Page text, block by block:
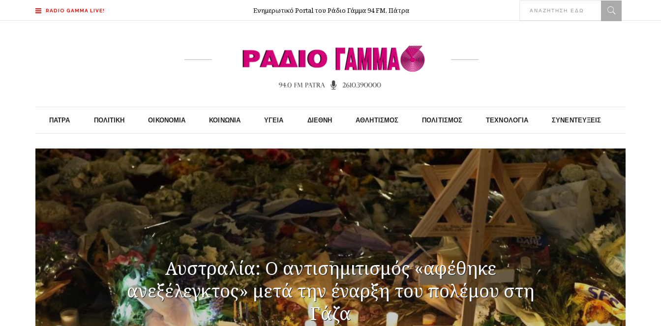
RADIO GAMMA LIVE! Ενημερωτικό Portal του Ράδιο Γάμμα 94 FM, Πάτρα
ΠΆΤΡΑ ΠΟΛΙΤΙΚΉ ΟΙΚΟΝΟΜΊΑ ΚΟΙΝΩΝΊΑ ΥΓΕΊΑ ΔΙΕΘΝΉ ΑΘΛΗΤΙΣΜΌΣ ΠΟΛΙΤΙΣΜΌΣ ΤΕΧΝΟΛΟΓΊΑ ΣΥΝΕΝΤΕΎΞΕΙΣ
Αυστραλία: Ο αντισημιτισμός «αφέθηκε
ανεξέλεγκτος» μετά την έναρξη του πολέμου στη
Γάζα